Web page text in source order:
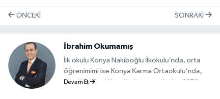
ÖNCEKI SONRAKI
İbrahim Okumamış
İlk okulu Konya Nakiboğlu İlkokulu’nda, orta
öğrenimimi ise Konya Karma Ortaokulu’nda,
liseyi ise Gazi Lisesi’nde tamamladım. 1979
Devam Et